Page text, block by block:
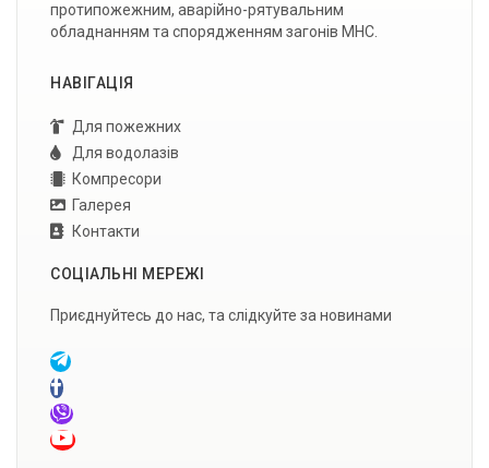
протипожежним, аварійно-рятувальним
обладнанням та спорядженням загонів МНС.
НАВІГАЦІЯ
Для пожежних
Для водолазів
Компресори
Галерея
Контакти
СОЦІАЛЬНІ МЕРЕЖІ
Приєднуйтесь до нас, та слідкуйте за новинами